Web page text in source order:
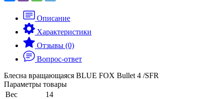
Описание
Характеристики
Отзывы (0)
Вопрос-ответ
Блесна вращающаяся BLUE FOX Bullet 4 /SFR
Параметры товары
Вес
14